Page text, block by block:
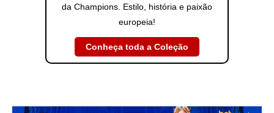
da Champions. Estilo, história e paixão
europeia!
Conheça toda a Coleção